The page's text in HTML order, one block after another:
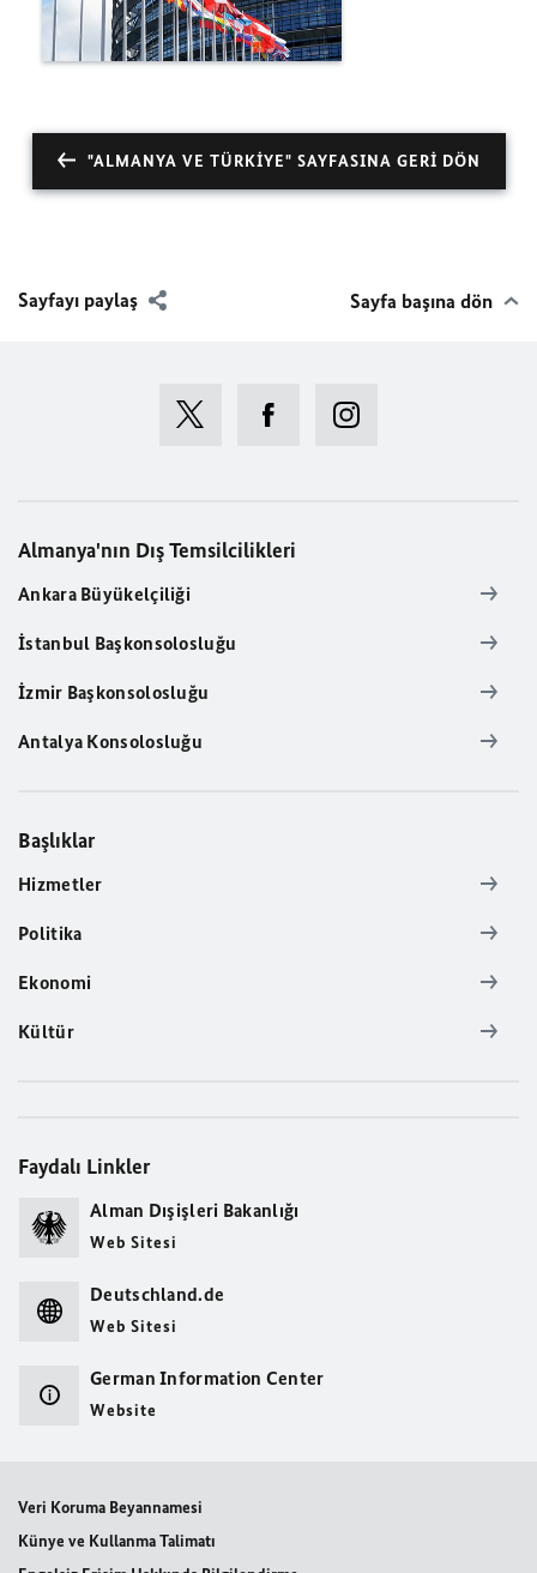
"ALMANYA VE TÜRKIYE" SAYFASINA GERI DÖN
Sayfayı paylaş Sayfa başına dön
Almanya'nın Dış Temsilcilikleri
Ankara Büyükelçiliği
İstanbul Başkonsolosluğu
İzmir Başkonsolosluğu
Antalya Konsolosluğu
Başlıklar
Hizmetler
Politika
Ekonomi
Kültür
Faydalı Linkler
Alman Dışişleri Bakanlığı
Web Sitesi
Deutschland.de
Web Sitesi
German Information Center
Website
Veri Koruma Beyannamesi
Künye ve Kullanma Talimatı